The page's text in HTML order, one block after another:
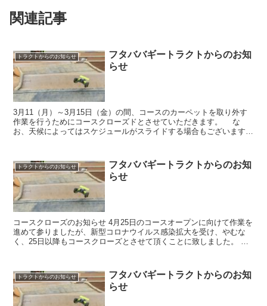
関連記事
トラクトからのお知らせ
フタババギートラクトからのお知
らせ
3月11（月）～3月15日（金）の間、コースのカーペットを取り外す
作業を行うためにコースクローズドとさせていただきます。 な
お、天候によってはスケジュールがスライドする場合もございます。
トラクトからのお知らせ
フタババギートラクトからのお知
らせ
コースクローズのお知らせ 4月25日のコースオープンに向けて作業を
進めて参りましたが、新型コロナウイルス感染拡大を受け、やむな
く、25日以降もコースクローズとさせて頂くことに致しました。 新
トラクトからのお知らせ
フタババギートラクトからのお知
らせ